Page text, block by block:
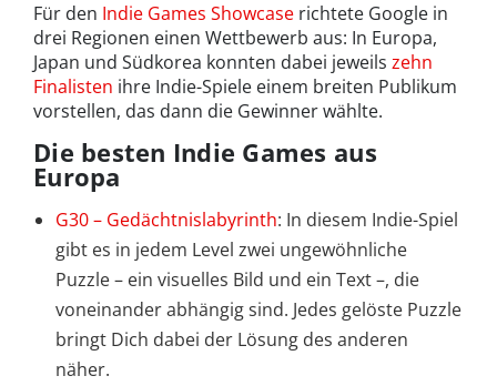
Für den Indie Games Showcase richtete Google in
drei Regionen einen Wettbewerb aus: In Europa,
Japan und Südkorea konnten dabei jeweils zehn
Finalisten ihre Indie-Spiele einem breiten Publikum
vorstellen, das dann die Gewinner wählte.
Die besten Indie Games aus
Europa
G30 – Gedächtnislabyrinth: In diesem Indie-Spiel
gibt es in jedem Level zwei ungewöhnliche
Puzzle – ein visuelles Bild und ein Text –, die
voneinander abhängig sind. Jedes gelöste Puzzle
bringt Dich dabei der Lösung des anderen
näher.